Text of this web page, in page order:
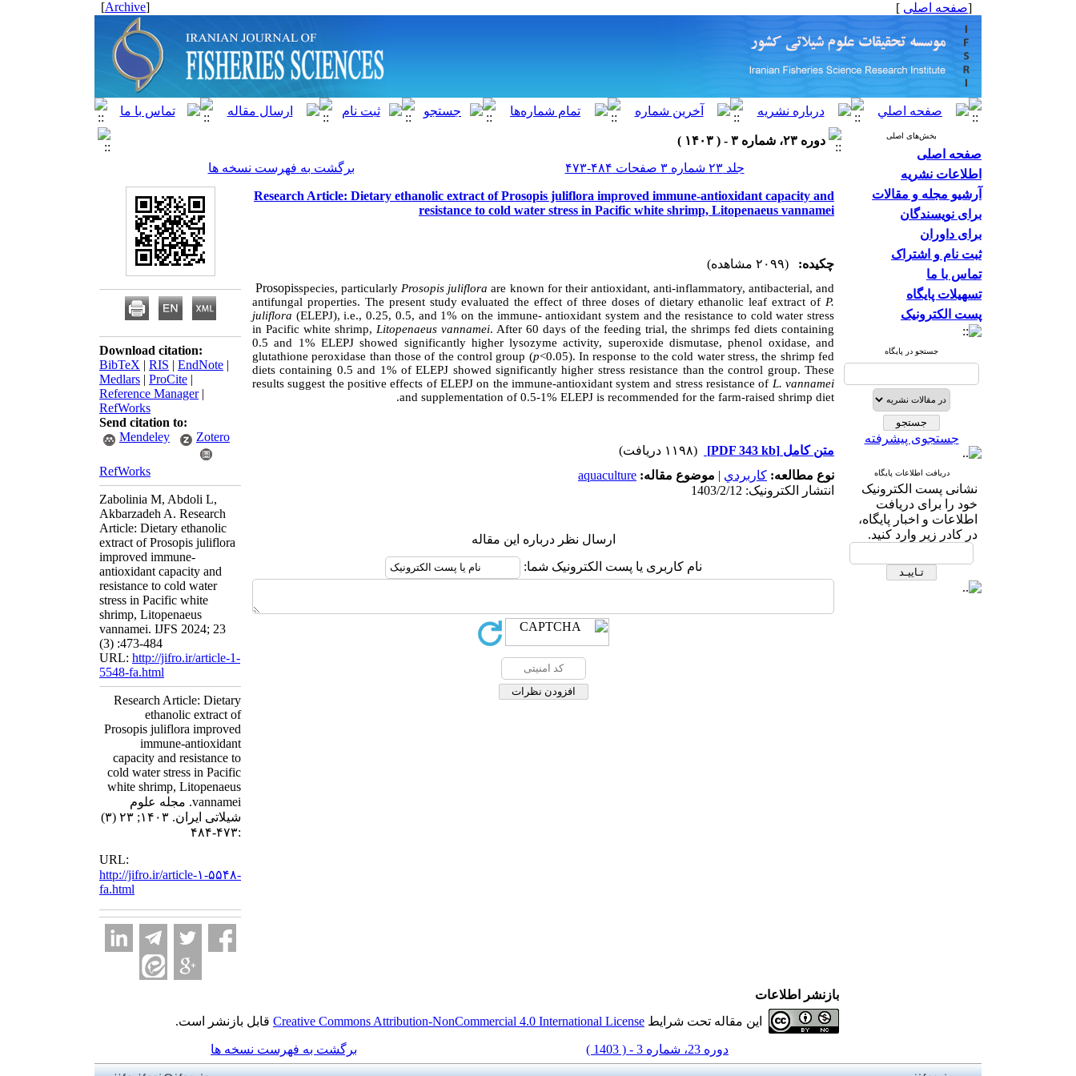
[صفحه اصلی ]
[
Archive
]
بخش‌های اصلی
صفحه اصلی
اطلاعات نشریه
آرشیو مجله و مقالات
برای نویسندگان
برای داوران
ثبت نام و اشتراک
تماس با ما
تسهیلات پایگاه
پست الکترونیک
جستجو در پایگاه
جستجوی پیشرفته
دریافت اطلاعات پایگاه
نشانی پست الکترونیک
خود را برای دریافت
اطلاعات و اخبار پایگاه،
در کادر زیر وارد کنید.
دوره ۲۳، شماره ۳ - ( ۱۴۰۳ )
جلد ۲۳ شماره ۳ صفحات ۴۸۴-۴۷۳
برگشت به فهرست نسخه ها
Research Article: Dietary ethanolic extract of Prosopis juliflora improved immune-antioxidant capacity and
resistance to cold water stress in Pacific white shrimp, Litopenaeus vannamei
چکیده:
(۲۰۹۹ مشاهده)
Prosopisspecies, particularly Prosopis juliflora are known for their antioxidant, anti-inflammatory, antibacterial, and
antifungal properties. The present study evaluated the effect of three doses of dietary ethanolic leaf extract of P.
juliflora (ELEPJ), i.e., 0.25, 0.5, and 1% on the immune- antioxidant system and the resistance to cold water stress
in Pacific white shrimp, Litopenaeus vannamei. After 60 days of the feeding trial, the shrimps fed diets containing
0.5 and 1% ELEPJ showed significantly higher lysozyme activity, superoxide dismutase, phenol oxidase, and
glutathione peroxidase than those of the control group (p<0.05). In response to the cold water stress, the shrimp fed
diets containing 0.5 and 1% of ELEPJ showed significantly higher stress resistance than the control group. These
results suggest the positive effects of ELEPJ on the immune-antioxidant system and stress resistance of L. vannamei
and supplementation of 0.5-1% ELEPJ is recommended for the farm-raised shrimp diet.
متن کامل [PDF 343 kb]
(۱۱۹۸ دریافت)
نوع مطالعه: كاربردي | موضوع مقاله: aquaculture
انتشار الکترونیک: 1403/2/12
ارسال نظر درباره این مقاله
نام کاربری یا پست الکترونیک شما:
Download citation:
BibTeX | RIS | EndNote |
Medlars | ProCite |
Reference Manager|
RefWorks
Send citation to:
Mendeley
Zotero
RefWorks
Zabolinia M, Abdoli L,
Akbarzadeh A. Research
Article: Dietary ethanolic
extract of Prosopis juliflora
improved immune-
antioxidant capacity and
resistance to cold water
stress in Pacific white
shrimp, Litopenaeus
vannamei. IJFS 2024; 23
(3) :473-484
URL: http://jifro.ir/article-1-
5548-fa.html
Research Article: Dietary
ethanolic extract of
Prosopis juliflora improved
immune-antioxidant
capacity and resistance to
cold water stress in Pacific
white shrimp, Litopenaeus
vannamei. مجله علوم
شیلاتی ایران. ۱۴۰۳; ۲۳ (۳)
:۴۷۳-۴۸۴
URL:
http://jifro.ir/article-۱-۵۵۴۸-
fa.html
بازنشر اطلاعات
این مقاله تحت شرایط Creative Commons Attribution-NonCommercial 4.0 International License قابل بازنشر است.
دوره 23، شماره 3 - ( 1403 ) برگشت به فهرست نسخه ها